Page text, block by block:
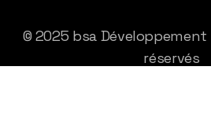
© 2025 bsa Développement
réservés